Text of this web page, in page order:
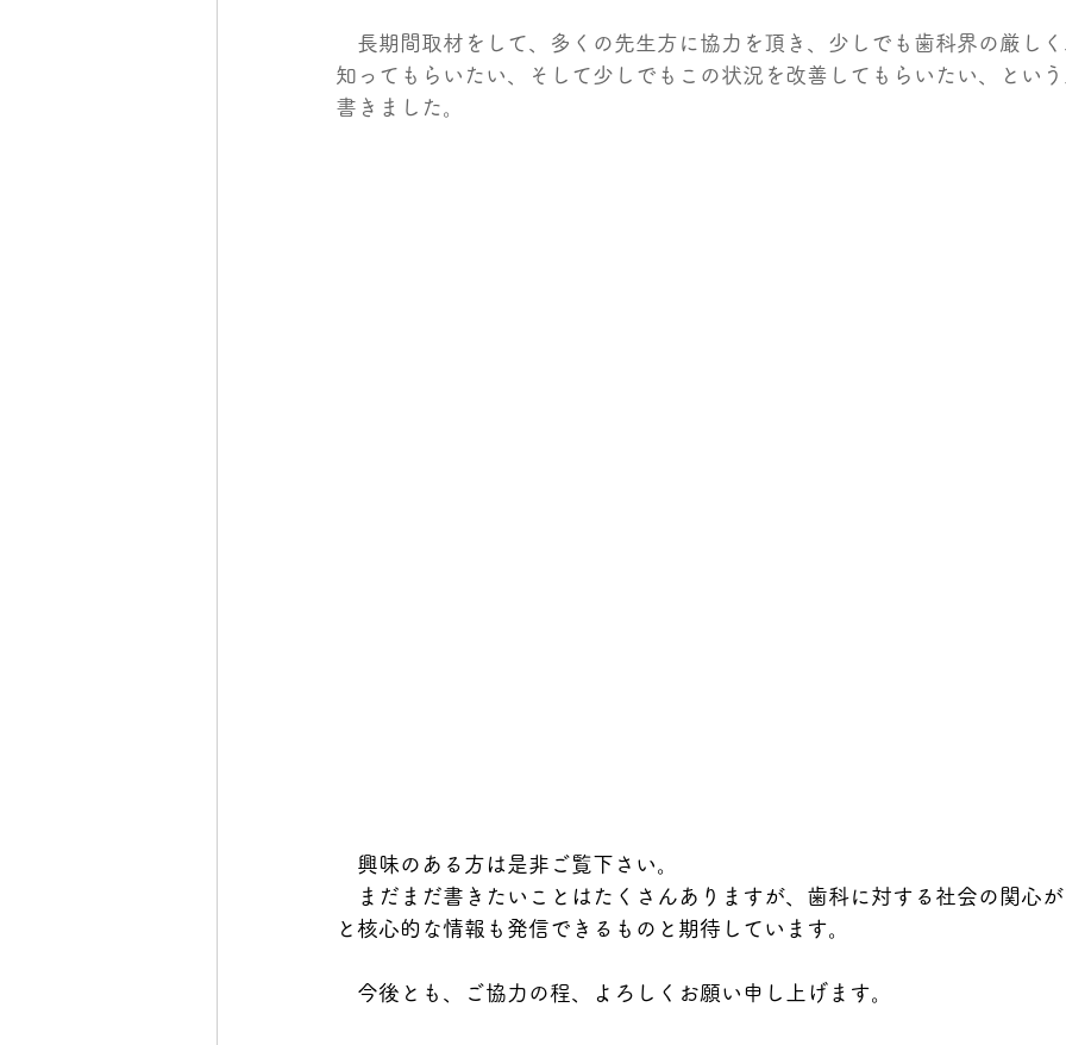
長期間取材をして、多くの先生方に協力を頂き、少しでも歯科界の厳し
知ってもらいたい、そして少しでもこの状況を改善してもらいたい、とい
書きました。
興味のある方は是非ご覧下さい。
まだまだ書きたいことはたくさんありますが、歯科に対する社会の関心
と核心的な情報も発信できるものと期待しています。
今後とも、ご協力の程、よろしくお願い申し上げます。